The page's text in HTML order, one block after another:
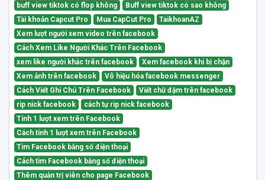
buff view tiktok có flop không
Buff view tiktok có sao không
Tài khoản Capcut Pro
Mua CapCut Pro
TaikhoanAZ
Xem lượt người xem video trên facebook
Cách Xem Like Người Khác Trên Facebook
xem like người khác trên facebook
Xem facebook khi bị chặn
Xem ảnh trên facebook
Vô hiệu hóa facebook messenger
Cách Viết Ghi Chú Trên Facebook
Viết chữ đậm trên facebook
rip nick facebook
cách tự rip nick facebook
Tính 1 lượt xem trên Facebook
Cách tính 1 lượt xem trên Facebook
Tìm Facebook bằng số điện thoại
Cách tìm Facebook bằng số điện thoại
Thêm quản trị viên cho page Facebook